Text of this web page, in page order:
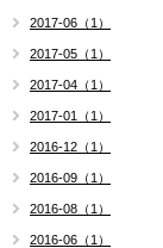
2017-06（1）
2017-05（1）
2017-04（1）
2017-01（1）
2016-12（1）
2016-09（1）
2016-08（1）
2016-06（1）